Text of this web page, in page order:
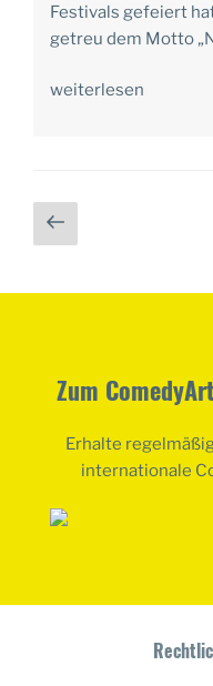
Festivals gefeiert
getreu dem Motto
weiterlesen
Seitennummerierung
der
Vorherige
Seite
Zum
Erhalte
internationale